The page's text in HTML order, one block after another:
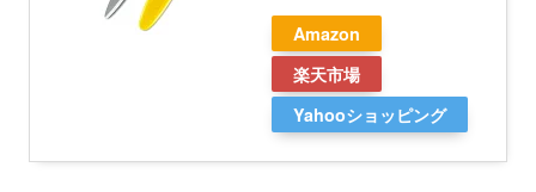
Amazon
楽天市場
Yahooショッピング